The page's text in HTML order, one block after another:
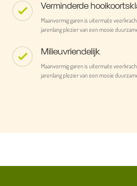
Verminderde
Maanvormig garen is uitermate
jarenlang plezier van een mooie
Milieuvriendelijk
Maanvormig garen is uitermate
jarenlang plezier van een mooie